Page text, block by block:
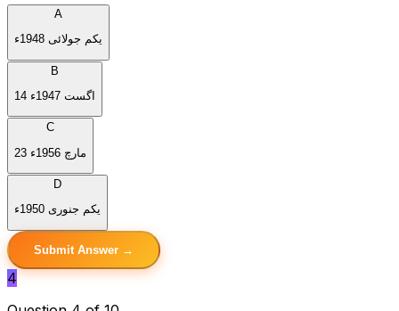
A
یکم جولائی 1948ء
B
14 اگست 1947ء
C
23 مارچ 1956ء
D
یکم جنوری 1950ء
Submit Answer →
4